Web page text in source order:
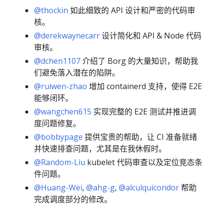
@thockin 如此细致的 API 设计和严密的代码审
核。
@derekwaynecarr设计简化和 API & Node 代码
审核。
@dchen1107介绍了 Borg 的大量知识，帮助我
们避免落入潜在的陷阱。
@ruiwen-zhao 增加 containerd 支持，使得 E2E
能够闭环。
@wangchen615 实现完整的 E2E 测试并推进调
度问题修复。
@bobbypage 提供宝贵的帮助，让 CI 准备就绪
并快速排查问题，尤其是在我休假时。
@Random-Liu kubelet 代码审查以及定位竞态条
件问题。
@Huang-Wei, @ahg-g, @alculquicondor帮助
完成调度部分的修改。